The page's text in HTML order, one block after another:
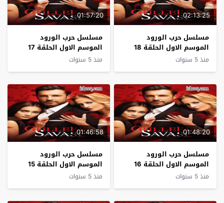
02:13:25
مسلسل حرب الورود
الموسم الاول الحلقة 18
منذ 5 سنوات
01:57:20
مسلسل حرب الورود
الموسم الاول الحلقة 17
منذ 5 سنوات
01:48:20
مسلسل حرب الورود
الموسم الاول الحلقة 16
منذ 5 سنوات
01:46:58
مسلسل حرب الورود
الموسم الاول الحلقة 15
منذ 5 سنوات